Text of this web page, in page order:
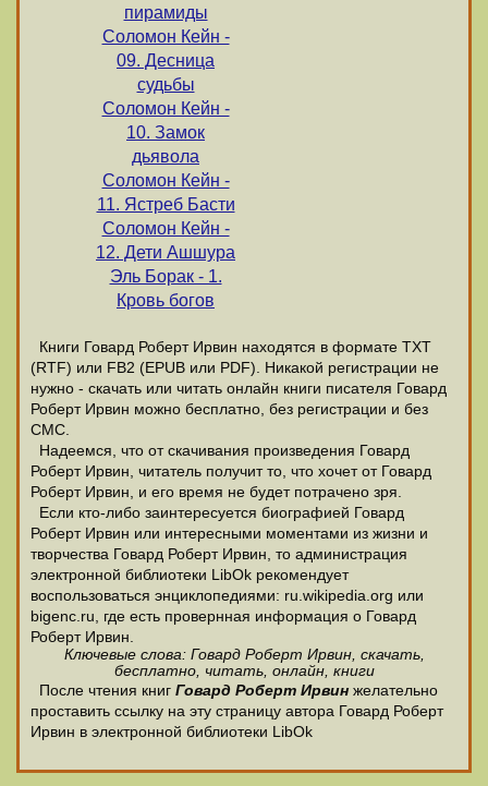
пирамиды
Соломон Кейн -
09. Десница
судьбы
Соломон Кейн -
10. Замок
дьявола
Соломон Кейн -
11. Ястреб Басти
Соломон Кейн -
12. Дети Ашшура
Эль Борак - 1.
Кровь богов
Книги Говард Роберт Ирвин находятся в формате ТХТ
(RTF) или FB2 (EPUB или PDF). Никакой регистрации не
нужно - скачать или читать онлайн книги писателя Говард
Роберт Ирвин можно бесплатно, без регистрации и без
СМС.
Надеемся, что от скачивания произведения Говард
Роберт Ирвин, читатель получит то, что хочет от Говард
Роберт Ирвин, и его время не будет потрачено зря.
Если кто-либо заинтересуется биографией Говард
Роберт Ирвин или интересными моментами из жизни и
творчества Говард Роберт Ирвин, то администрация
электронной библиотеки LibOk рекомендует
воспользоваться энциклопедиями: ru.wikipedia.org или
bigenc.ru, где есть провернная информация о Говард
Роберт Ирвин.
Ключевые слова: Говард Роберт Ирвин, скачать,
бесплатно, читать, онлайн, книги
После чтения книг Говард Роберт Ирвин желательно
проставить ссылку на эту страницу автора Говард Роберт
Ирвин в электронной библиотеки LibOk